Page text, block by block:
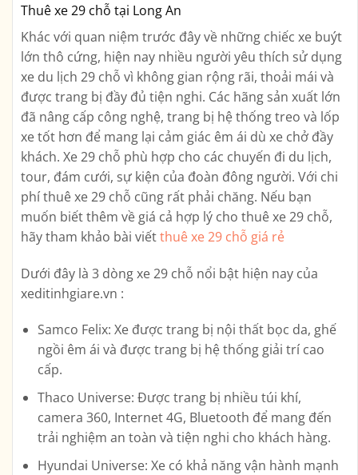
Thuê xe 29 chỗ tại Long An
Khác với quan niệm trước đây về những chiếc xe buýt
lớn thô cứng, hiện nay nhiều người yêu thích sử dụng
xe du lịch 29 chỗ vì không gian rộng rãi, thoải mái và
được trang bị đầy đủ tiện nghi. Các hãng sản xuất lớn
đã nâng cấp công nghệ, trang bị hệ thống treo và lốp
xe tốt hơn để mang lại cảm giác êm ái dù xe chở đầy
khách. Xe 29 chỗ phù hợp cho các chuyến đi du lịch,
tour, đám cưới, sự kiện của đoàn đông người. Với chi
phí thuê xe 29 chỗ cũng rất phải chăng. Nếu bạn
muốn biết thêm về giá cả hợp lý cho thuê xe 29 chỗ,
hãy tham khảo bài viếtthuê xe 29 chỗ giá rẻ
Dưới đây là 3 dòng xe 29 chỗ nổi bật hiện nay của
xeditinhgiare.vn :
Samco Felix: Xe được trang bị nội thất bọc da, ghế
ngồi êm ái và được trang bị hệ thống giải trí cao
cấp.
Thaco Universe: Được trang bị nhiều túi khí,
camera 360, Internet 4G, Bluetooth để mang đến
trải nghiệm an toàn và tiện nghi cho khách hàng.
Hyundai Universe: Xe có khả năng vận hành mạnh